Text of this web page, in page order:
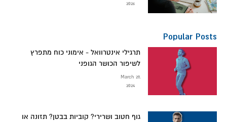
2026
Popular Posts
תרגילי אינטרוואל - אימוני כוח מתפרץ
לשיפור הכושר הגופני
March 29,
2024
גוף חטוב ושרירי? קוביות בבטן? תזונה או